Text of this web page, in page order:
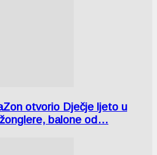
otvorio Dječje ljeto u
balone od…